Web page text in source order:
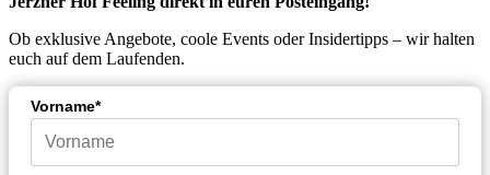
Ob exklusive Angebote, coole Events oder Insidertipps – wir halten
euch auf dem Laufenden.
Vorname*